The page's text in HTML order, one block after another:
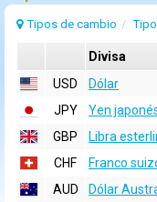
Tipos de cambio
Divisa
USD
Dólar
JPY
Yen
GBP
Libra
CHF
Franco
AUD
Dólar